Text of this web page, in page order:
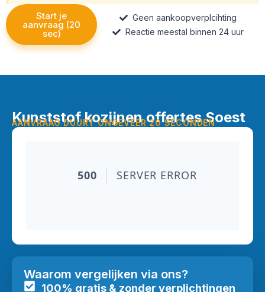
Start je
aanvraag (20
sec)
Geen aankoopverplcihting
Reactie meestal binnen 24 uur
Waarom vergelijken via ons?
100% gratis & zonder verplichtingen
Kunststof kozijnen offertes Soest
AANVRAAG DUURT ONGEVEER 20 SECONDEN